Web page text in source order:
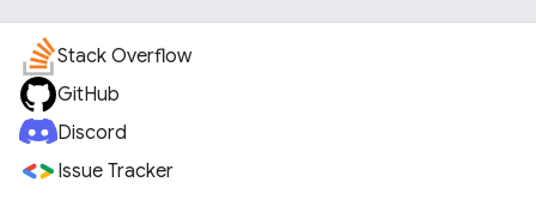
Stack Overflow
GitHub
Discord
Issue Tracker